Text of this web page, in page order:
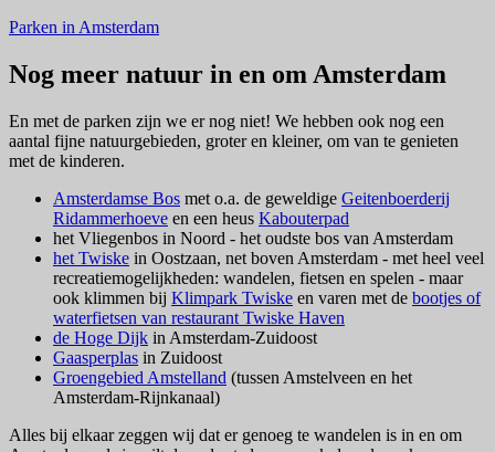
Parken in Amsterdam
Nog meer natuur in en om Amsterdam
En met de parken zijn we er nog niet! We hebben ook nog een
aantal fijne natuurgebieden, groter en kleiner, om van te genieten
met de kinderen.
Amsterdamse Bos met o.a. de geweldige Geitenboerderij
Ridammerhoeve en een heus Kabouterpad
het Vliegenbos in Noord - het oudste bos van Amsterdam
het Twiske in Oostzaan, net boven Amsterdam - met heel veel
recreatiemogelijkheden: wandelen, fietsen en spelen - maar
ook klimmen bij Klimpark Twiske en varen met de bootjes of
waterfietsen van restaurant Twiske Haven
de Hoge Dijk in Amsterdam-Zuidoost
Gaasperplas in Zuidoost
Groengebied Amstelland (tussen Amstelveen en het
Amsterdam-Rijnkanaal)
Alles bij elkaar zeggen wij dat er genoeg te wandelen is in en om